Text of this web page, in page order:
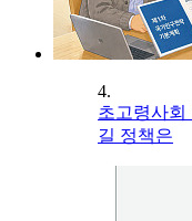
4.
초고령사회
길 정책은